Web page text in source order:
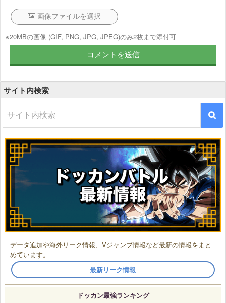
※20MBの画像 (GIF, PNG, JPG, JPEG)のみ2枚まで添付可
サイト内検索
データ追加や海外リーク情報、Vジャンプ情報など最新の情報をまと
めています。
最新リーク情報
ドッカン最強ランキング